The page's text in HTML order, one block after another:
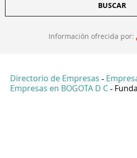
BUSCAR
Información ofrecida por:
Directorio de Empresas -
Empresas en BOGOTA D C -